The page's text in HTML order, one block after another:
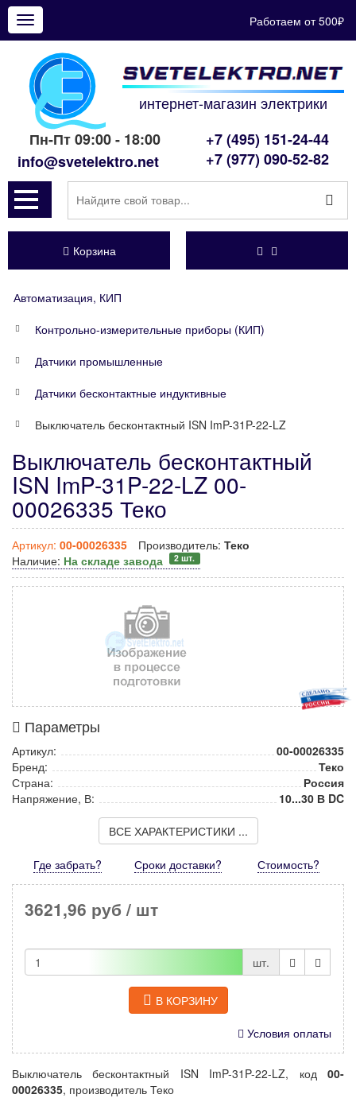
Показать
меню
Работаем от 500₽
интернет-магазин электрики
Пн-Пт 09:00 - 18:00
info@svetelektro.net
+7 (495) 151-24-44
+7 (977) 090-52-82
Корзина
Автоматизация, КИП
Контрольно-измерительные приборы (КИП)
Датчики промышленные
Датчики бесконтактные индуктивные
Выключатель бесконтактный ISN ImP-31P-22-LZ
Выключатель бесконтактный
ISN ImP-31P-22-LZ 00-
00026335 Теко
Артикул: 00-00026335 Производитель: Теко
Наличие: На складе завода 2 шт.
Параметры
Артикул:
00-00026335
Бренд:
Теко
Страна:
Россия
Напряжение, В:
10...30 В DC
ВСЕ ХАРАКТЕРИСТИКИ ...
Где забрать? Сроки доставки? Стоимость?
3621,96 руб / шт
шт.
В КОРЗИНУ
Условия оплаты
Выключатель бесконтактный ISN ImP-31P-22-LZ, код 00-
00026335, производитель Теко